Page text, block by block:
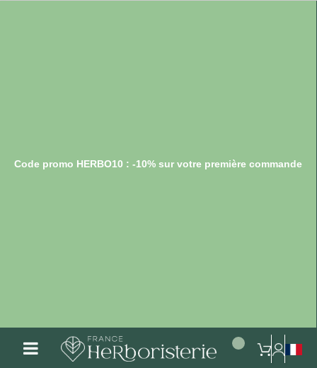
Code promo HERBO10 : -10% sur votre première commande